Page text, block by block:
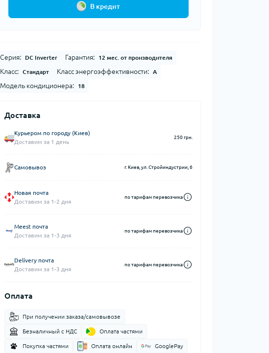
В кредит
Серия: DC Inverter Гарантия: 12 мес. от производителя
Класс: Стандарт Класс энергоэффективности: A
Модель кондиционера: 18
Доставка
Курьером по городу (Киев)
Доставим за 1 день
250 грн.
Самовывоз г. Киев, ул. Стройиндустрии, 6
Новая почта
Доставим за 1-2 дня
по тарифам перевозчика
Meest почта
Доставим за 1-3 дня
по тарифам перевозчика
Delivery почта
Доставим за 1-3 дня
по тарифам перевозчика
Оплата
При получении заказа/самовывозе
Безналичный с НДС Оплата частями
Покупка частями Оплата онлайн GooglePay